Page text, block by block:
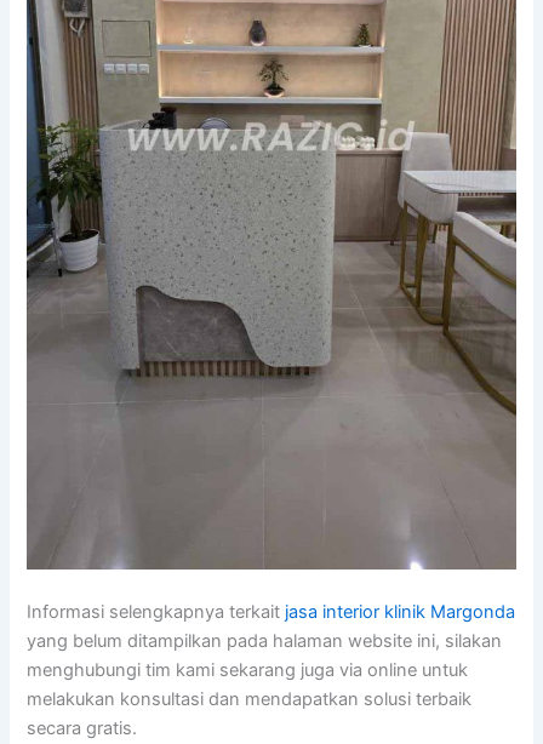
Informasi selengkapnya terkait jasa interior klinik Margonda
yang belum ditampilkan pada halaman website ini, silakan
menghubungi tim kami sekarang juga via online untuk
melakukan konsultasi dan mendapatkan solusi terbaik
secara gratis.